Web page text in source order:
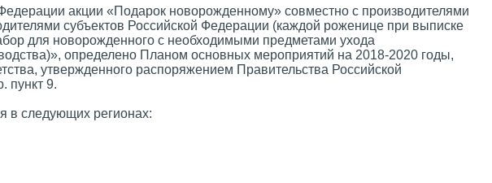
акции «Подарок новорожденному» совместно с производителями
субъектов Российской Федерации (каждой роженице при выписке
для новорожденного с необходимыми предметами ухода
определено Планом основных мероприятий на 2018-2020 годы,
утвержденного распоряжением Правительства Российской
пункт 9.
в следующих регионах: